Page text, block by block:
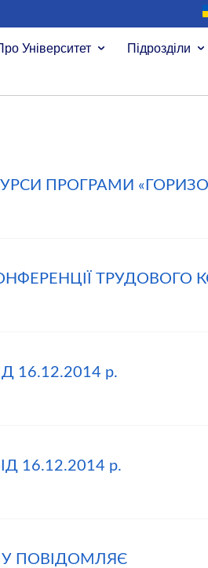
Університет Підрозділи
ПРОГРАМИ
ТРУДОВОГО
16.12.2014 р.
16.12.2014 р.
ПОВІДОМЛЯЄ